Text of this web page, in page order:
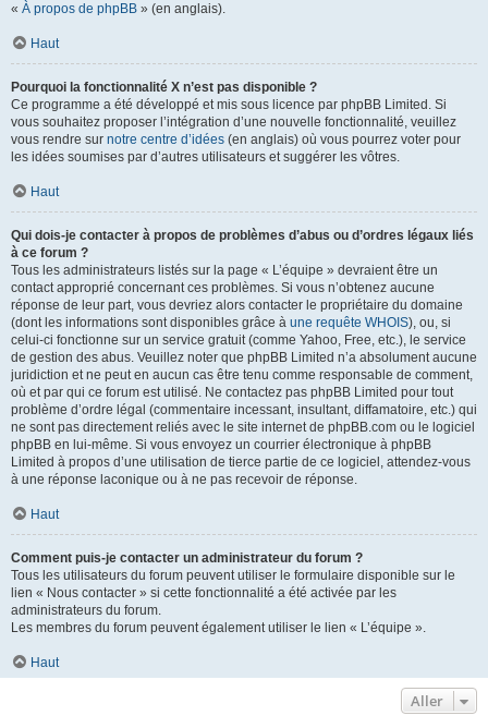
« À propos de phpBB » (en anglais).
Haut
Pourquoi la fonctionnalité X n’est pas disponible ?
Ce programme a été développé et mis sous licence par phpBB Limited. Si
vous souhaitez proposer l’intégration d’une nouvelle fonctionnalité, veuillez
vous rendre sur notre centre d’idées (en anglais) où vous pourrez voter pour
les idées soumises par d’autres utilisateurs et suggérer les vôtres.
Haut
Qui dois-je contacter à propos de problèmes d’abus ou d’ordres légaux liés
à ce forum ?
Tous les administrateurs listés sur la page « L’équipe » devraient être un
contact approprié concernant ces problèmes. Si vous n’obtenez aucune
réponse de leur part, vous devriez alors contacter le propriétaire du domaine
(dont les informations sont disponibles grâce à une requête WHOIS), ou, si
celui-ci fonctionne sur un service gratuit (comme Yahoo, Free, etc.), le service
de gestion des abus. Veuillez noter que phpBB Limited n’a absolument aucune
juridiction et ne peut en aucun cas être tenu comme responsable de comment,
où et par qui ce forum est utilisé. Ne contactez pas phpBB Limited pour tout
problème d’ordre légal (commentaire incessant, insultant, diffamatoire, etc.) qui
ne sont pas directement reliés avec le site internet de phpBB.com ou le logiciel
phpBB en lui-même. Si vous envoyez un courrier électronique à phpBB
Limited à propos d’une utilisation de tierce partie de ce logiciel, attendez-vous
à une réponse laconique ou à ne pas recevoir de réponse.
Haut
Comment puis-je contacter un administrateur du forum ?
Tous les utilisateurs du forum peuvent utiliser le formulaire disponible sur le
lien « Nous contacter » si cette fonctionnalité a été activée par les
administrateurs du forum.
Les membres du forum peuvent également utiliser le lien « L’équipe ».
Haut
Aller